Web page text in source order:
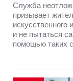
Служба
призывает
искусственного
и не пытаться
помощью таких